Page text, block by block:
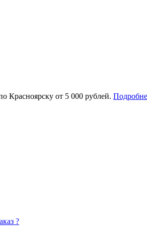
Красноярску от 5 000 рублей.
?